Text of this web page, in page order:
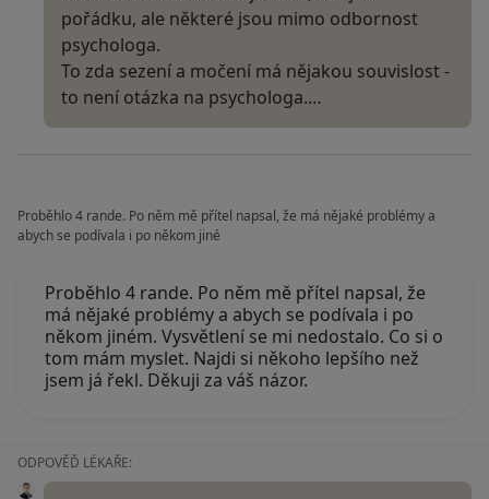
pořádku, ale některé jsou mimo odbornost
psychologa.
To zda sezení a močení má nějakou souvislost -
to není otázka na psychologa.…
Proběhlo 4 rande. Po něm mě přítel napsal, že má nějaké problémy a
abych se podívala i po někom jiné
Proběhlo 4 rande. Po něm mě přítel napsal, že
má nějaké problémy a abych se podívala i po
někom jiném. Vysvětlení se mi nedostalo. Co si o
tom mám myslet. Najdi si někoho lepšího než
jsem já řekl. Děkuji za váš názor.
ODPOVĚĎ LÉKAŘE: